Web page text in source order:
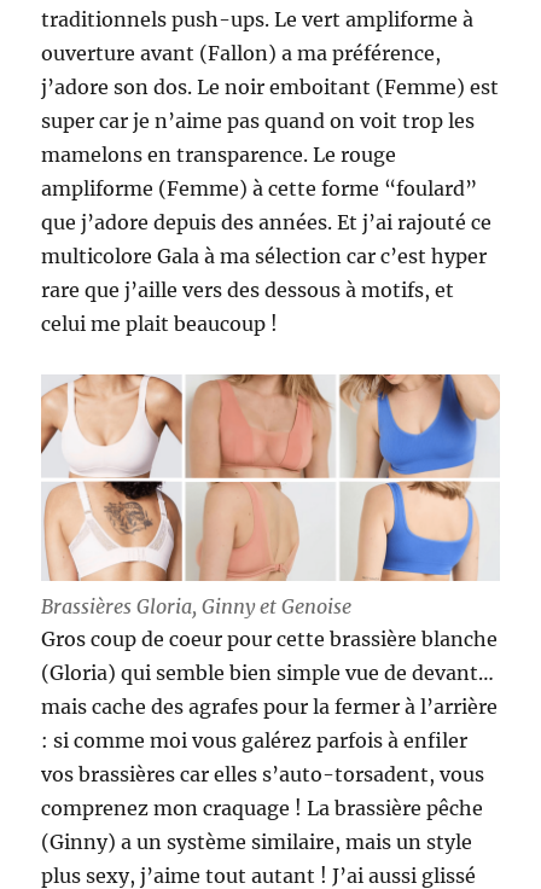
traditionnels push-ups. Le vert ampliforme à
ouverture avant (Fallon) a ma préférence,
j’adore son dos. Le noir emboitant (Femme) est
super car je n’aime pas quand on voit trop les
mamelons en transparence. Le rouge
ampliforme (Femme) à cette forme “foulard”
que j’adore depuis des années. Et j’ai rajouté ce
multicolore Gala à ma sélection car c’est hyper
rare que j’aille vers des dessous à motifs, et
celui me plait beaucoup !
Brassières Gloria, Ginny et Genoise
Gros coup de coeur pour cette brassière blanche
(Gloria) qui semble bien simple vue de devant…
mais cache des agrafes pour la fermer à l’arrière
: si comme moi vous galérez parfois à enfiler
vos brassières car elles s’auto-torsadent, vous
comprenez mon craquage ! La brassière pêche
(Ginny) a un système similaire, mais un style
plus sexy, j’aime tout autant ! J’ai aussi glissé